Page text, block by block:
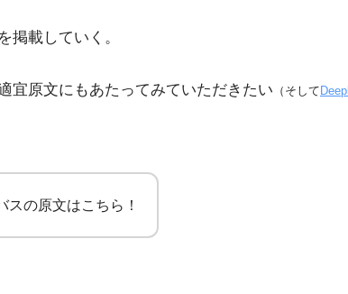
掲載していく。
宜原文にもあたってみていただきたい （そして Deepl
スの原文はこちら！